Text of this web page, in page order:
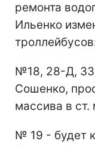
ремонта
Ильенко
№18, 28-Д, 33
Сошенко,
массива в
№ 19 - будет